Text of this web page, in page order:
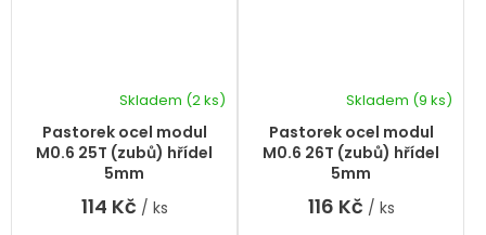
Pastorek ocel modul
M0.6 25T (zubů) hřídel
5mm
Skladem (2 ks)
114 Kč / ks
Pastorek ocel modul
M0.6 26T (zubů) hřídel
5mm
Skladem (9 ks)
116 Kč / ks